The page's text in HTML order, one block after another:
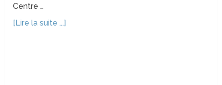
Centre …
[Lire la suite ...]